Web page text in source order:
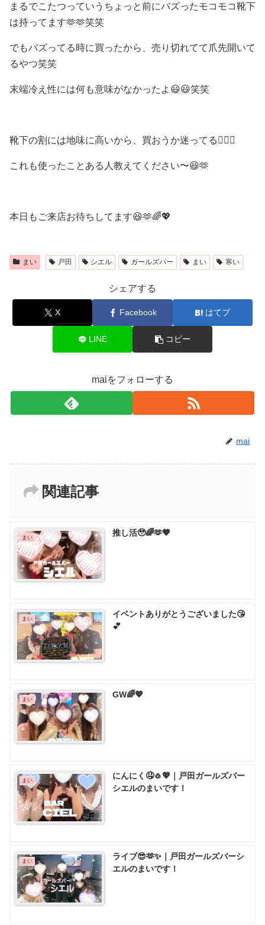
まるでこたつっていうちょっと前にバズったモコモコ靴下
は持ってます🫶🫶笑笑
でもバズってる時に買ったから、売り切れてて爪先開いて
るやつ笑笑
末端冷え性には何も意味がなかったよ😃😃笑笑
靴下の割には地味に高いから、買おうか迷ってる😵‍💫💦
これも使ったことある人教えてください〜😆🫶
本日もご来店お待ちしてます😆🫶🌈💖
まい 戸田 シエル ガールズバー まい 寒い
シェアする
X Facebook はてブ
LINE コピー
maiをフォローする
mai
関連記事
まい 推し活🥹🌈🫶🧡
まい
イベントありがとうございました😘
💕
まい GW🌈💖
まい
にんにく🤤🧄💖｜戸田ガールズバー
シエルのまいです！
まい
ライブ😎🫶✨｜戸田ガールズバーシ
エルのまいです！